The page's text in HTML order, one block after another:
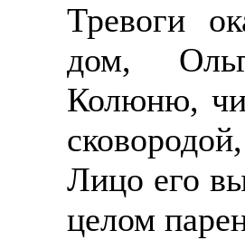
Тревоги
дом,
Колюню,
Лицо его
целом